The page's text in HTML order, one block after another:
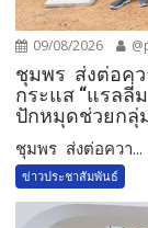
09/08/2026
ชุมพร ส่งต่อค
กระแส “แรลลี่
ปักหมุดช่วยกลุ่
ชุมพร ส่งต่อควา...
ข่าวประชาสัมพันธ์